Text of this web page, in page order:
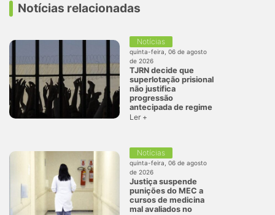
Notícias relacionadas
Notícias
quinta-feira, 06 de agosto
de 2026
TJRN decide que
superlotação prisional
não justifica
progressão
antecipada de regime
Ler +
Notícias
quinta-feira, 06 de agosto
de 2026
Justiça suspende
punições do MEC a
cursos de medicina
mal avaliados no